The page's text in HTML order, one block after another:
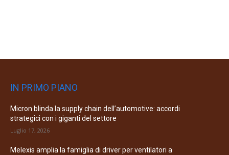
IN PRIMO PIANO
Micron blinda la supply chain dell’automotive: accordi
strategici con i giganti del settore
Luglio 17, 2026
Melexis amplia la famiglia di driver per ventilatori a